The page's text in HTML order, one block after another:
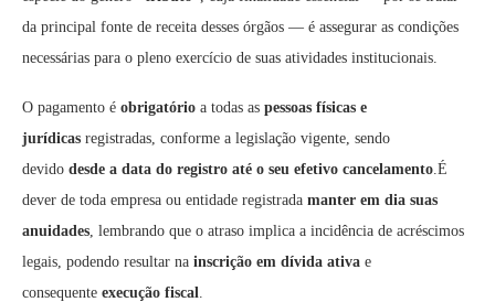
da principal fonte de receita desses órgãos — é assegurar as condições
necessárias para o pleno exercício de suas atividades institucionais.
O pagamento é obrigatório a todas as pessoas físicas e
jurídicas registradas, conforme a legislação vigente, sendo
devido desde a data do registro até o seu efetivo cancelamento.É
dever de toda empresa ou entidade registrada manter em dia suas
anuidades, lembrando que o atraso implica a incidência de acréscimos
legais, podendo resultar na inscrição em dívida ativa e
consequente execução fiscal.